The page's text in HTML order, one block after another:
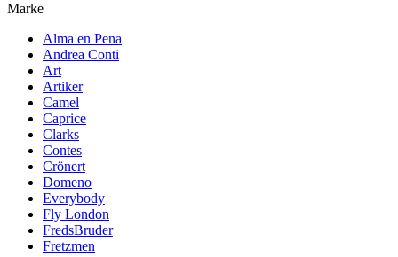
Marke
Alma en Pena
Andrea Conti
Art
Artiker
Camel
Caprice
Clarks
Contes
Crönert
Domeno
Everybody
Fly London
FredsBruder
Fretzmen